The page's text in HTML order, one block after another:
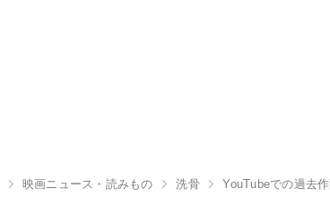
映画ニュース・読みもの 洗骨 YouTubeでの過去